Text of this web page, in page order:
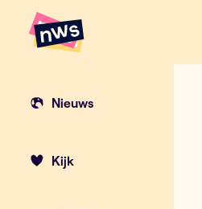
Nieuws
Kijk